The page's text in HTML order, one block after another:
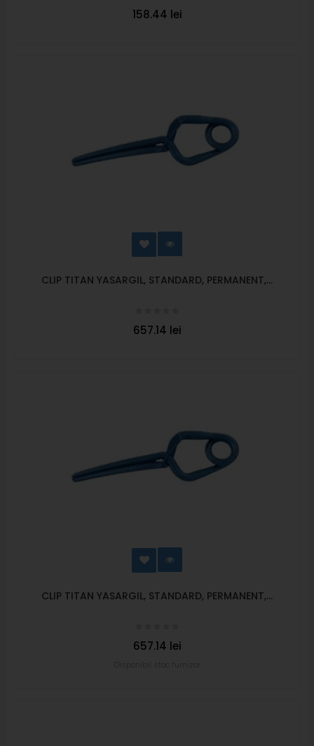
158.44 lei
CLIP TITAN YASARGIL, STANDARD, PERMANENT,...
657.14 lei
CLIP TITAN YASARGIL, STANDARD, PERMANENT,...
657.14 lei